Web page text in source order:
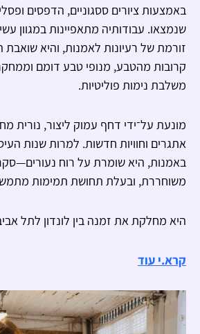
באמצעות ציורים ססגוניים, הדפסים
שנמצאו. עבודותיה מתאפיינות במגוון
זורמת של רעיונות לאמנות, והיא
קרובות מהטבע, מנופי טבע דומם
משלבת נימות פוליטיות.
מונעת על־ידי דחף עמוק ליצור, נורית
אתגרים וחוויות חדשות. למרות שנות
באמנות, היא שומרת על רוח
משוחררת, ובעלת תחושת תמימות
היא מחלקת את זמנה בין לונדון לתל
קרא.י עוד